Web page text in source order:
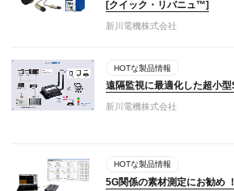
[クイック・リバニュ™]
新川電機株式会社
HOTな製品情報
遠隔監視に最適化した超小
新川電機株式会社
HOTな製品情報
5G関係の素材測定にお勧め